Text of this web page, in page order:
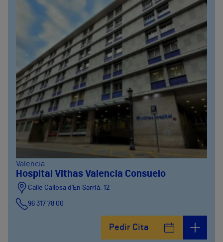
Valencia
Hospital Vithas Valencia Consuelo
Calle Callosa d’En Sarrià, 12
96 317 78 00
Pedir Cita